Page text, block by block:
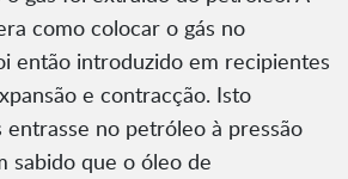
como colocar o gás no
então introduzido em recipientes
e contracção. Isto
no petróleo à pressão
sabido que o óleo de